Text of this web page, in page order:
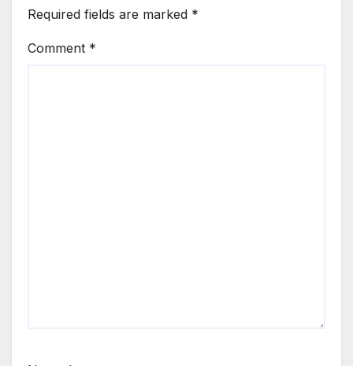
Required fields are marked *
Comment *